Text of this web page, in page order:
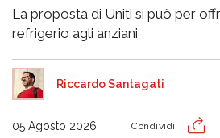
La proposta di Uniti si può per
refrigerio agli anziani
Riccardo Santagati
05 Agosto 2026 Condividi